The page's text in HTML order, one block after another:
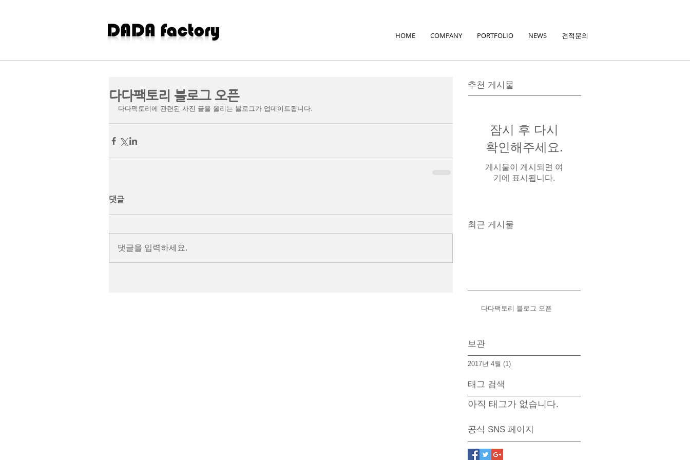
HOME COMPANY PORTFOLIO NEWS 견적문의
다다팩토리 블로그 오픈
다다팩토리에 관련된 사진 글을 올리는 블로그가 업데이트됩니다.
댓글
댓글을 입력하세요.
추천 게시물
잠시 후 다시
확인해주세요.
게시물이 게시되면 여
기에 표시됩니다.
최근 게시물
다다팩토리 블로그 오픈
보관
2017년 4월 (1)
태그 검색
아직 태그가 없습니다.
공식 SNS 페이지